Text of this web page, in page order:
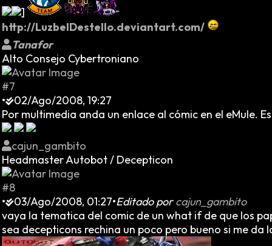
]
http://LuzbelDestello.deviantart.com/
Tanafor
Alto Consejo Cybertroniano
#7
•
02/Ago/2008, 19:27
Por multimedia anda un enlace al cómic en el eMule.
cajun_gambito
Headmaster Autobot / Decepticon
#8
•
03/Ago/2008, 01:27•Editado porcajun_gambito
vaya la tematica del comic de un what if de que los
sea decepticons rechina un poco pero bueno si me da